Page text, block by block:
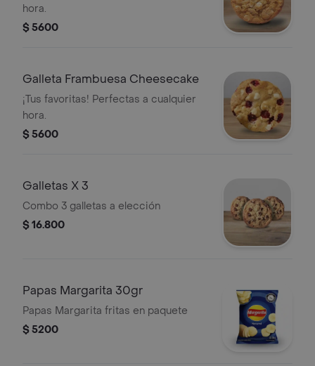
hora.
$ 5600
Galleta Frambuesa Cheesecake
¡Tus favoritas! Perfectas a cualquier
hora.
$ 5600
Galletas X 3
Combo 3 galletas a elección
$ 16.800
Papas Margarita 30gr
Papas Margarita fritas en paquete
$ 5200